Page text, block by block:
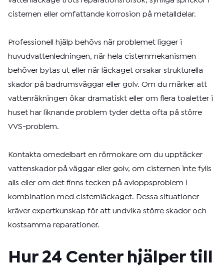
cisternen eller omfattande korrosion på metalldelar.
Professionell hjälp behövs när problemet ligger i
huvudvattenledningen, när hela cisternmekanismen
behöver bytas ut eller när läckaget orsakar strukturella
skador på badrumsväggar eller golv. Om du märker att
vattenräkningen ökar dramatiskt eller om flera toaletter i
huset har liknande problem tyder detta ofta på större
VVS-problem.
Kontakta omedelbart en rörmokare om du upptäcker
vattenskador på väggar eller golv, om cisternen inte fylls
alls eller om det finns tecken på avloppsproblem i
kombination med cisternläckaget. Dessa situationer
kräver expertkunskap för att undvika större skador och
kostsamma reparationer.
Hur 24 Center hjälper till